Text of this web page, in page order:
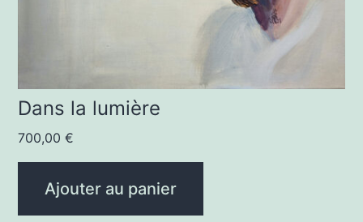
Dans la lumière
700,00€
Ajouter au panier